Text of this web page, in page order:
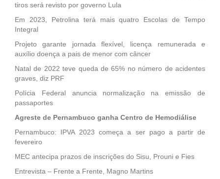
tiros será revisto por governo Lula
Em 2023, Petrolina terá mais quatro Escolas de Tempo
Integral
Projeto garante jornada flexível, licença remunerada e
auxílio doença a pais de menor com câncer
Natal de 2022 teve queda de 65% no número de acidentes
graves, diz PRF
Polícia Federal anuncia normalização na emissão de
passaportes
Agreste de Pernambuco ganha Centro de Hemodiálise
Pernambuco: IPVA 2023 começa a ser pago a partir de
fevereiro
MEC antecipa prazos de inscrições do Sisu, Prouni e Fies
Entrevista – Frente a Frente, Magno Martins